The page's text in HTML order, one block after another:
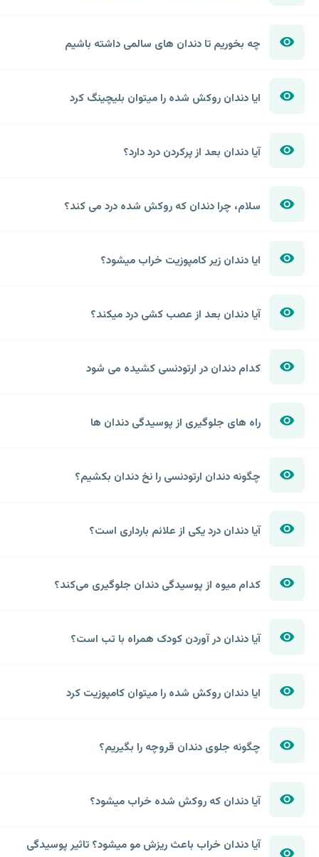
چه بخوریم تا دندان های سالمی داشته باشیم
ایا دندان روکش شده را میتوان بلیچینگ کرد
آیا دندان بعد از پرکردن درد دارد؟
سلام، چرا دندان که روکش شده درد می کند؟
ایا دندان زیر کامپوزیت خراب میشود؟
آیا دندان بعد از عصب کشی درد میکند؟
کدام دندان در ارتودنسی کشیده می شود
راه های جلوگیری از پوسیدگی دندان ها
چگونه دندان ارتودنسی را نخ دندان بکشیم؟
آیا دندان درد یکی از علائم بارداری است؟
کدام میوه از پوسیدگی دندان جلوگیری می‌کند؟
آیا دندان در آوردن کودک همراه با تب است؟
ایا دندان روکش شده را میتوان کامپوزیت کرد
چگونه جلوی دندان قروچه را بگیریم؟
آیا دندان که روکش شده خراب میشود؟
آیا دندان خراب باعث ریزش مو میشود؟ تاثیر پوسیدگی